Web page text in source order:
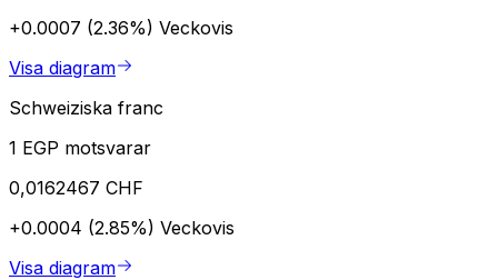
+0.0007 (2.36%) Veckovis
Visa diagram
Schweiziska franc
1 EGP motsvarar
0,0162467 CHF
+0.0004 (2.85%) Veckovis
Visa diagram